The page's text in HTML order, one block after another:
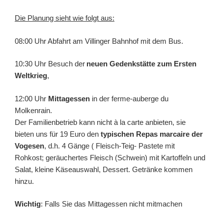
Die Planung sieht wie folgt aus:
08:00 Uhr Abfahrt am Villinger Bahnhof mit dem Bus.
10:30 Uhr Besuch der neuen Gedenkstätte zum Ersten
Weltkrieg,
12:00 Uhr Mittagessen in der ferme-auberge du
Molkenrain.
Der Familienbetrieb kann nicht à la carte anbieten, sie
bieten uns für 19 Euro den typischen Repas marcaire der
Vogesen, d.h. 4 Gänge ( Fleisch-Teig- Pastete mit
Rohkost; geräuchertes Fleisch (Schwein) mit Kartoffeln und
Salat, kleine Käseauswahl, Dessert. Getränke kommen
hinzu.
Wichtig: Falls Sie das Mittagessen nicht mitmachen